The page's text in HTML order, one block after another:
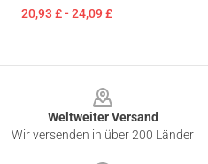
20,93 £ - 24,09 £
Weltweiter Versand
Wir versenden in über 200 Länder